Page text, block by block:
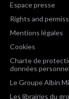
Espace presse
Rights and
Mentions légales
Cookies
Charte de
données
Le Groupe Albin
Les librairies du